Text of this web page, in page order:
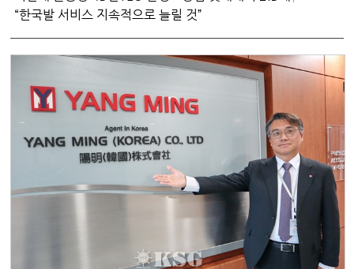
“한국발 서비스 지속적으로 늘릴 것”